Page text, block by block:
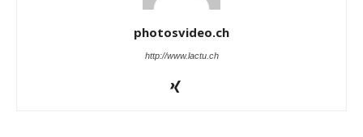
photosvideo.ch
http://www.lactu.ch